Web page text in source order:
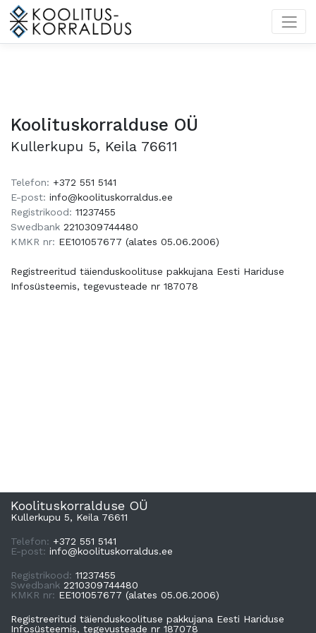
Privacy Policy
Koolituskorralduse OÜ
Kullerkupu 5, Keila 76611
Telefon: +372 551 5141
E-post: info@koolituskorraldus.ee
Registrikood: 11237455
Swedbank 2210309744480
KMKR nr: EE101057677 (alates 05.06.2006)
Registreeritud täienduskoolituse pakkujana Eesti Hariduse
Infosüsteemis, tegevusteade nr 187078
Koolituskorralduse OÜ
Kullerkupu 5, Keila 76611
Telefon: +372 551 5141
E-post: info@koolituskorraldus.ee
Registrikood: 11237455
Swedbank 2210309744480
KMKR nr: EE101057677 (alates 05.06.2006)
Registreeritud täienduskoolituse pakkujana Eesti Hariduse
Infosüsteemis, tegevusteade nr 187078